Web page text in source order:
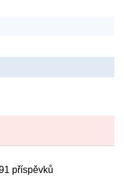
příspěvků